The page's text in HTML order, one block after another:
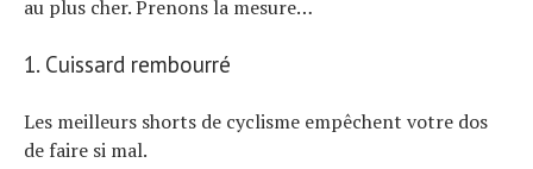
au plus cher. Prenons la mesure…
1. Cuissard rembourré
Les meilleurs shorts de cyclisme empêchent votre dos
de faire si mal.